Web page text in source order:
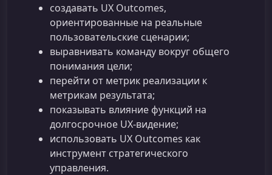
создавать UX Outcomes,
ориентированные на реальные
пользовательские сценарии;
выравнивать команду вокруг общего
понимания цели;
перейти от метрик реализации к
метрикам результата;
показывать влияние функций на
долгосрочное UX-видение;
использовать UX Outcomes как
инструмент стратегического
управления.